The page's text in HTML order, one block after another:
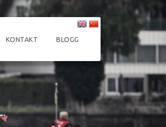
KONTAKT BLOGG